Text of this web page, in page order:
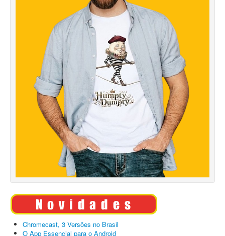
Chromecast, 3 Versões no Brasil
O App Essencial para o Android